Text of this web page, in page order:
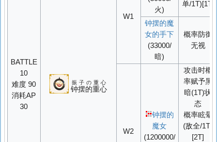
BATTLE
10
难度 90
消耗AP
30
钟摆的重心
振子の重心
W1
火)
单/1T)[1T]
钟摆的魔
女的手下
(33000/
暗)
概率防御
无视
W2
钟摆的
魔女
(1200000/
攻击时概
率赋予黑
暗(1T)状
态
概率眩晕
(敌全/1T)
[2T]